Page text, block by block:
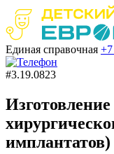
Единая справочная
#3.19.0823
имплантатов)